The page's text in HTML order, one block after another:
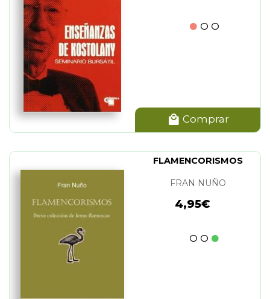
Comprar
FLAMENCORISMOS
FRAN NUÑO
4,95€